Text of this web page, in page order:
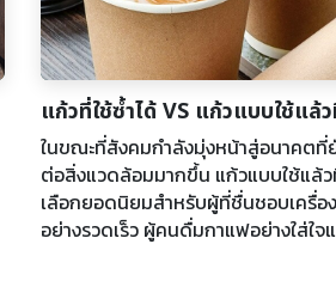
แก้วที่ใช้ซ้ำได้ VS แก้วแบบใช้แล้
ในขณะที่สังคมกำลังมุ่งหน้าสู่อนาคตที่
ต่อสิ่งแวดล้อมมากขึ้น แก้วแบบใช้แล้
เลือกยอดนิยมสำหรับผู้ที่ชื่นชอบเครื่อ
อย่างรวดเร็ว ผู้คนดื่มกาแฟอย่างใส่ใจ